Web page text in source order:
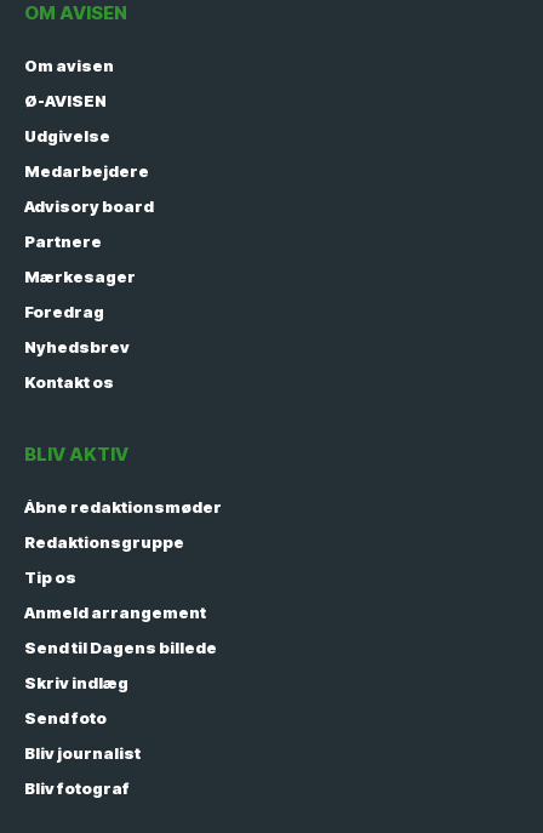
OM AVISEN
Om avisen
Ø-AVISEN
Udgivelse
Medarbejdere
Advisory board
Partnere
Mærkesager
Foredrag
Nyhedsbrev
Kontakt os
BLIV AKTIV
Åbne redaktionsmøder
Redaktionsgruppe
Tip os
Anmeld arrangement
Send til Dagens billede
Skriv indlæg
Send foto
Bliv journalist
Bliv fotograf